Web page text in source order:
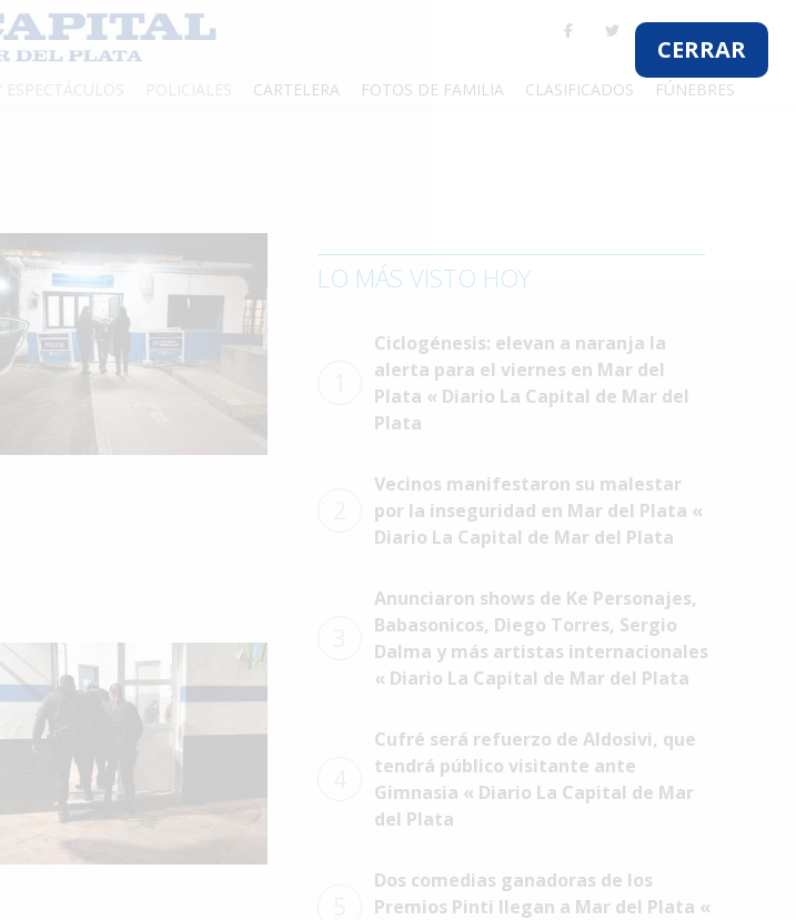
CERRAR
CARTELERA FOTOS DE FAMILIA CLASIFICADOS FÚNEBRES
LO MÁS VISTO HOY
Ciclogénesis: elevan a naranja la
alerta para el viernes en Mar del
Plata « Diario La Capital de Mar del
Plata
Vecinos manifestaron su malestar
por la inseguridad en Mar del Plata «
Diario La Capital de Mar del Plata
Anunciaron shows de Ke Personajes,
Babasonicos, Diego Torres, Sergio
Dalma y más artistas internacionales
« Diario La Capital de Mar del Plata
Cufré será refuerzo de Aldosivi, que
tendrá público visitante ante
Gimnasia « Diario La Capital de Mar
del Plata
Dos comedias ganadoras de los
Premios Pinti llegan a Mar del Plata «